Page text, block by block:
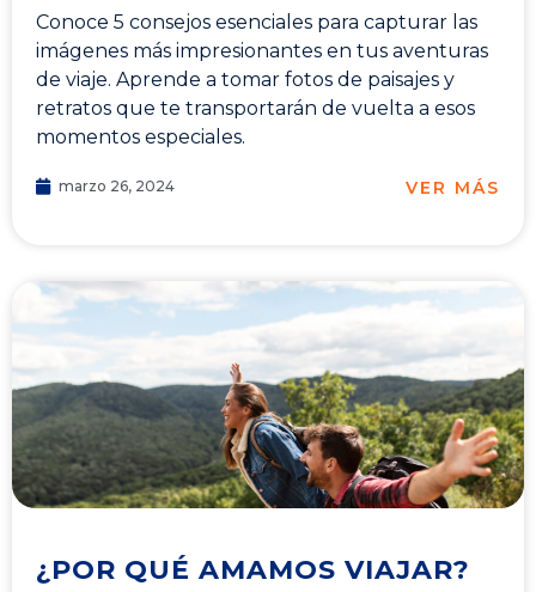
Conoce 5 consejos esenciales para capturar las
imágenes más impresionantes en tus aventuras
de viaje. Aprende a tomar fotos de paisajes y
retratos que te transportarán de vuelta a esos
momentos especiales.
marzo 26, 2024 VER MÁS
¿POR QUÉ AMAMOS VIAJAR?